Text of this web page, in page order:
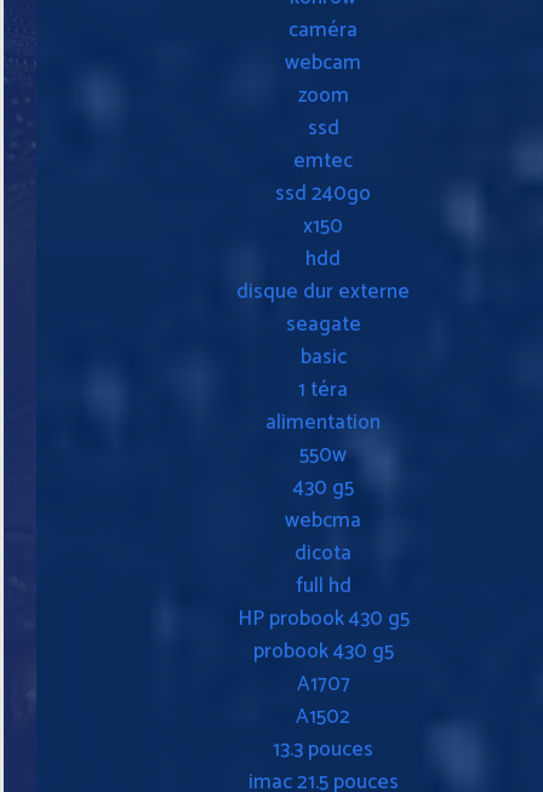
caméra
webcam
zoom
ssd
emtec
ssd 240go
x150
hdd
disque dur externe
seagate
basic
1 téra
alimentation
550w
430 g5
webcma
dicota
full hd
HP probook 430 g5
probook 430 g5
A1707
A1502
13.3 pouces
imac 21.5 pouces